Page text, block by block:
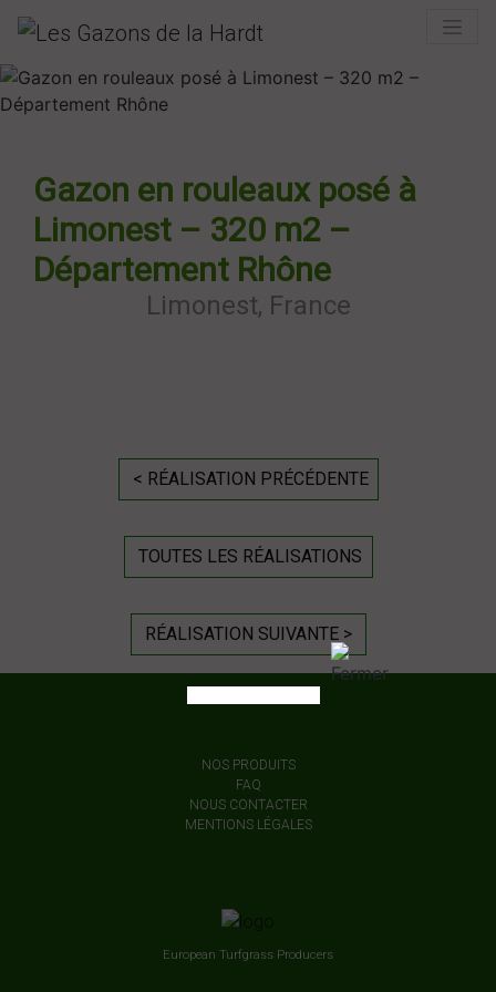
Gazon en rouleaux posé à
Limonest – 320 m2 –
Département Rhône
Limonest, France
< RÉALISATION PRÉCÉDENTE
TOUTES LES RÉALISATIONS
RÉALISATION SUIVANTE >
NOS PRODUITS
FAQ
NOUS CONTACTER
MENTIONS LÉGALES
European Turfgrass Producers